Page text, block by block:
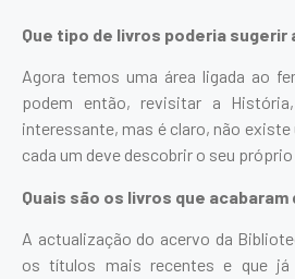
Que tipo de livros poderia
Agora temos uma área ligada ao
podem então, revisitar a
interessante, mas é claro, não
cada um deve descobrir o seu
Quais são os livros que acabaram
A actualização do acervo da
os títulos mais recentes e que